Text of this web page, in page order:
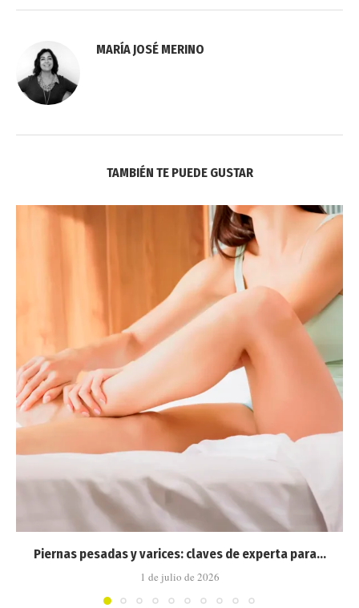
MARÍA JOSÉ MERINO
TAMBIÉN TE PUEDE GUSTAR
Piernas pesadas y varices: claves de experta para...
1 de julio de 2026